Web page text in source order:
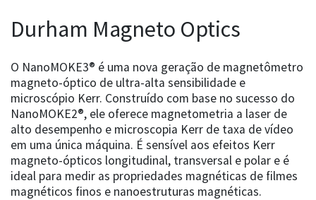
Durham Magneto Optics
O NanoMOKE3® é uma nova geração de magnetômetro
magneto-óptico de ultra-alta sensibilidade e
microscópio Kerr. Construído com base no sucesso do
NanoMOKE2®, ele oferece magnetometria a laser de
alto desempenho e microscopia Kerr de taxa de vídeo
em uma única máquina. É sensível aos efeitos Kerr
magneto-ópticos longitudinal, transversal e polar e é
ideal para medir as propriedades magnéticas de filmes
magnéticos finos e nanoestruturas magnéticas.